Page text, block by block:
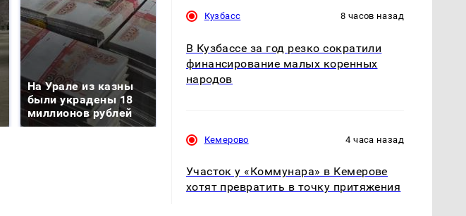
На Урале из казны
были украдены 18
миллионов рублей
Кузбасс 8 часов назад
В Кузбассе за год резко сократили
финансирование малых коренных
народов
Кемерово 4 часа назад
Участок у «Коммунара» в Кемерове
хотят превратить в точку притяжения